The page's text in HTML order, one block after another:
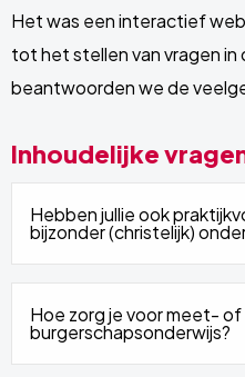
Het was een interactief
tot het stellen van vragen
beantwoorden we de
Inhoudelijke
Hebben jullie ook
bijzonder (christelijk)
Hoe zorg je voor meet-
burgerschapsonderwijs?